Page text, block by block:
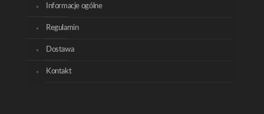
Informacje ogólne
Regulamin
Dostawa
Kontakt